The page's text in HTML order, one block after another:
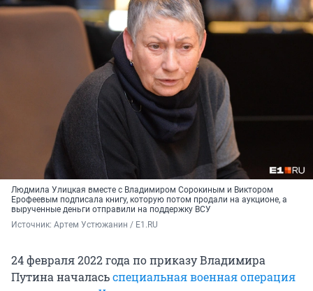
Людмила Улицкая вместе с Владимиром Сорокиным и Виктором
Ерофеевым подписала книгу, которую потом продали на аукционе, а
вырученные деньги отправили на поддержку ВСУ
Источник: Артем Устюжанин / E1.RU
24 февраля 2022 года по приказу Владимира
Путина началасьспециальная военная операция